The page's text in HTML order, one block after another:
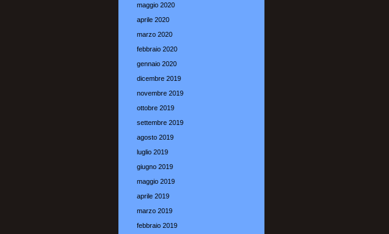
maggio 2020
aprile 2020
marzo 2020
febbraio 2020
gennaio 2020
dicembre 2019
novembre 2019
ottobre 2019
settembre 2019
agosto 2019
luglio 2019
giugno 2019
maggio 2019
aprile 2019
marzo 2019
febbraio 2019